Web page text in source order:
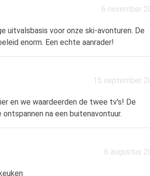
6 november
voor onze ski-avonturen. De
enorm. Een echte aanrader!
15 september
en we waardeerden de twee tv's! De
na een buitenavontuur.
6 augustus